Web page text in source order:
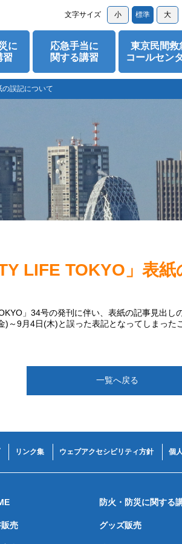
文字サイズ 小 標準 大
に
習
応急手当に
関する講習
東京民間救
コールセン
の誤記について
LIFE TOKYO」表
」34号の発刊に伴い、表紙の記事見出
～9月4日(木)と誤った表記となってしまった
一覧へ戻る
リンク集 ウェブアクセシビリティ方針 個
防火・防災に関する
販売 グッズ販売